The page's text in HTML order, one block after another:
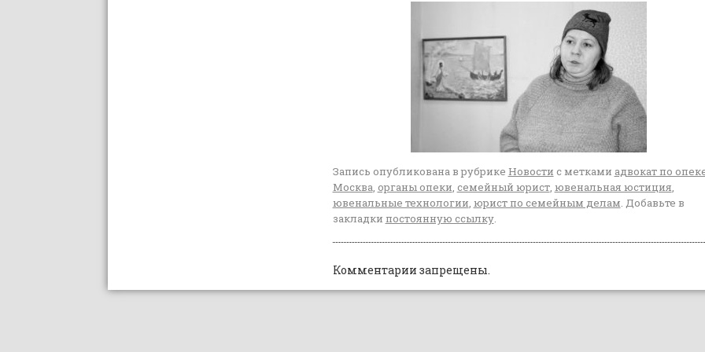
Запись опубликована в рубрике Новости с метками адвокат по
Москва, органы опеки, семейный юрист, ювенальная юстиция,
ювенальные технологии, юрист по семейным делам. Добавьте в
закладки постоянную ссылку.
Комментарии запрещены.